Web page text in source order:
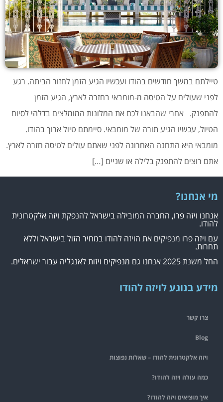
טיילתם במשך חודשים בהודו ועכשיו הגיע הזמן לחזור הביתה. רגע
לפני שעולים על הטיסה מ-מומבאי בחזרה לארץ, הגיע הזמן
להתפנק. אחרי שהבאנו לכם את המלונות המומלצים בדלהי לסיום
הטיול, עכשיו הגיע תורה של מומבאי. סיימתם טיול ארוך בהודו.
מומבאי היא התחנה האחרונה לפני שאתם עולים לטיסה חזרה לארץ.
אתם רוצים להתפנק בלילה או שניים […]
מי אנחנו?
אנחנו ויזה פרו, החברה המובילה בישראל להנפקת ויזה אלקטרונית
להודו.
עם ויזה פרו מנפיקים את הויזה להודו במחיר הזול בישראל וללא
תחרות.
החל משנת 2025 אנחנו גם מנפיקים ויזות לאנגליה עבור ישראלים.
מידע בנוגע לויזה להודו
צרו קשר
Blog
ויזה אלקטרונית להודו – שאלות נפוצות
כמה עולה ויזה להודו?
איך מוציאים ויזה להודו?